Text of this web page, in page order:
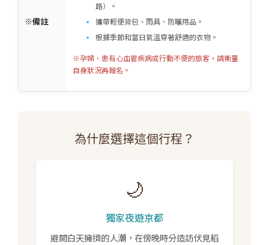
※備註
路）。
攜帶輕便背包、雨具、防曬用品。
根據季節和當日氣溫穿著舒適的衣物。
※孕婦、患有心血管疾病或行動不便的旅客，請衡量
自身狀況再報名。
為什麼選擇這個行程？
🌙
獨家夜遊京都
避開白天擁擠的人潮，在傍晚時分造訪伏見稻